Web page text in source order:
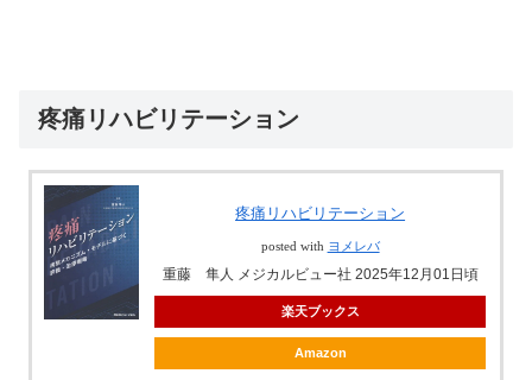
疼痛リハビリテーション
疼痛リハビリテーション
posted with ヨメレバ
重藤 隼人 メジカルビュー社 2025年12月01日頃
楽天ブックス
Amazon